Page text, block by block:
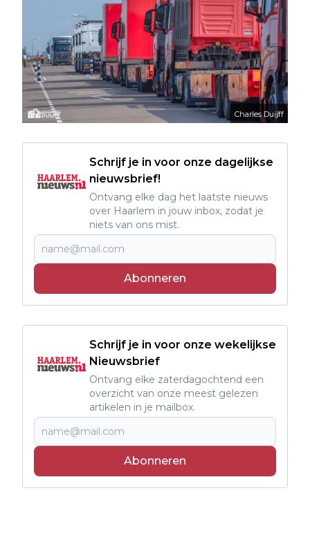
Charles Duijff
Schrijf je in voor onze dagelijkse
nieuwsbrief!
Ontvang elke dag het laatste nieuws
over Haarlem in jouw inbox, zodat je
niets van ons mist.
Abonneren
Schrijf je in voor onze wekelijkse
Nieuwsbrief
Ontvang elke zaterdagochtend een
overzicht van onze meest gelezen
artikelen in je mailbox.
Abonneren